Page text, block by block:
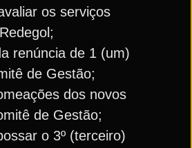
os serviços
renúncia de 1 (um)
de Gestão;
dos novos
de Gestão;
o 3º (terceiro)